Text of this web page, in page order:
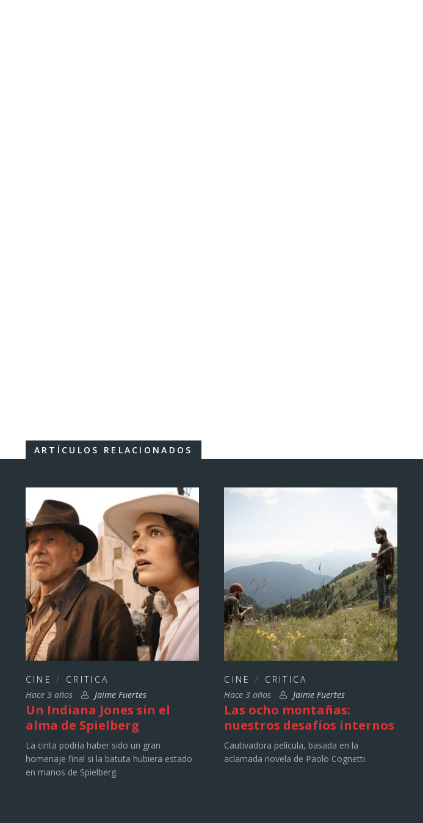
ARTÍCULOS RELACIONADOS
CINE / CRITICA
Hace 3 años
Jaime Fuertes
Un Indiana Jones sin el
alma de Spielberg
La cinta podría haber sido un gran
homenaje final si la batuta hubiera estado
en manos de Spielberg.
CINE / CRITICA
Hace 3 años
Jaime Fuertes
Las ocho montañas:
nuestros desafíos internos
Cautivadora película, basada en la
aclamada novela de Paolo Cognetti.